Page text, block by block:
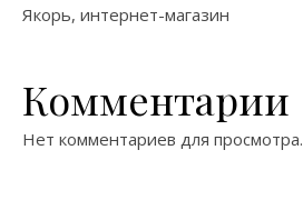
Якорь, интернет-магазин
Комментарии
Нет комментариев для просмотра.